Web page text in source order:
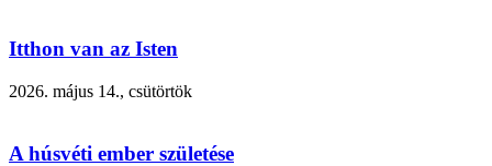
Itthon van az Isten
2026. május 14., csütörtök
A húsvéti ember születése